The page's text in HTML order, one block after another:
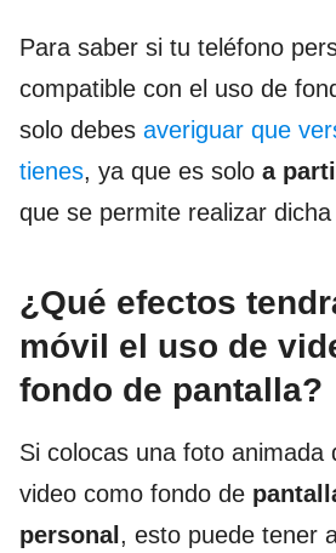
Para saber si tu teléfono
compatible con el uso de
solo debes averiguar que
tienes, ya que es solo a
que se permite realizar dicha
¿Qué efectos
móvil el uso de
fondo de pantalla?
Si colocas una foto animada
video como fondo de
personal , esto puede tener